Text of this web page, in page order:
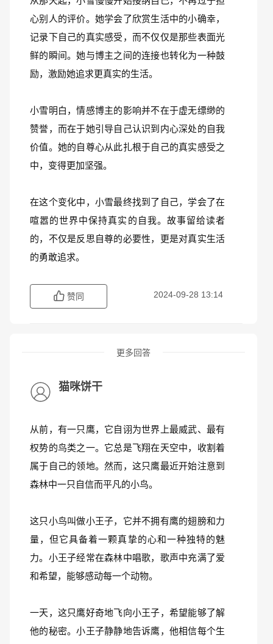
心别人的评价。她学会了欣赏生活中的小确幸，
记录下自己的真实感受，而不仅仅是那些表面光
鲜的瞬间。她与博主之间的连接也转化为一种鼓
励，激励她追求更真实的生活。
小雪明白，情感博主的影响并不在于虚无缥缈的
赞誉，而在于她引导自己认识到内心深处的自我
价值。她的自尊心从此扎根于自己的真实感受之
中，变得更加坚强。
在这个变化中，小雪最终找到了自己，学会了在
喧嚣的世界中保持真实的自我。故事留给读者
的，不仅是反思自尊的必要性，更是对真实生活
的勇敢追求。
赞同 2024-09-28 13:14
更多回答
猫咪饼干
从前，有一只鹰，它自诩为世界上最威武、最有
权势的鸟类之一。它总是飞翔在天空中，收割着
属于自己的领地。然而，这只鹰最近开始注意到
森林中一只自信而平凡的小鸟。
这只小鸟叫做小王子，它并不拥有鹰的翅膀和力
量，但它具备着一颗真挚的心和一种独特的魅
力。小王子经常在森林中唱歌，歌声中充满了爱
和希望，能够感动每一个动物。
一天，这只鹰好奇地飞向小王子，希望能够了解
他的秘密。小王子静静地告诉鹰，他相信每个生